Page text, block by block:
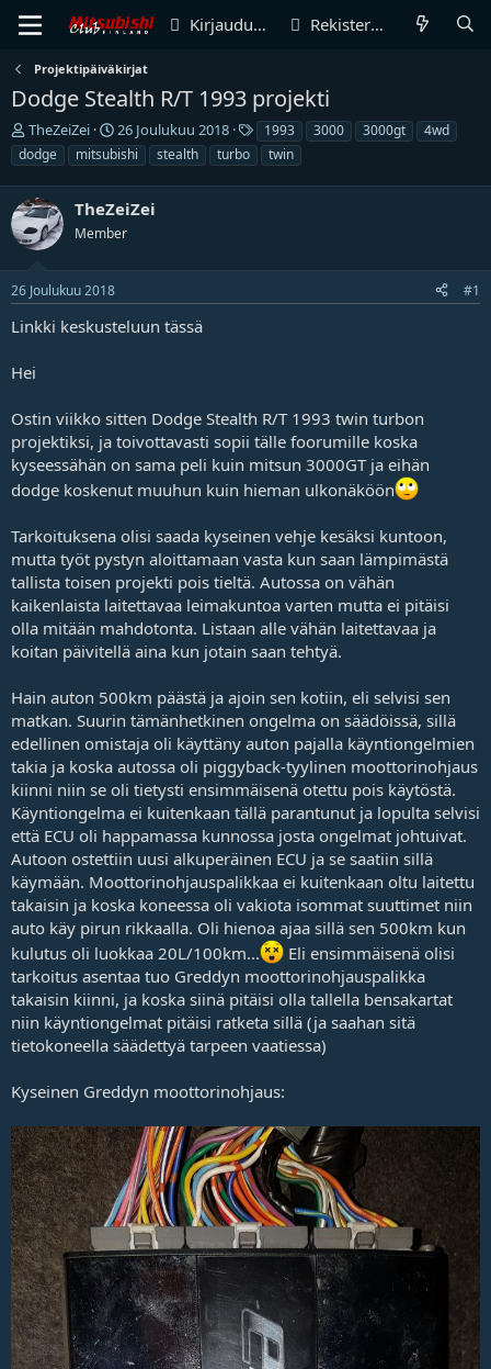
Kirjaudu sisään Rekisteröidy
Projektipäiväkirjat
Dodge Stealth R/T 1993 projekti
V
i
e
s
t
i
k
e
t
j
u
a
l
i
t
t
a
TheZeiZei
A
l
o
i
t
u
i
v
r
ä
26 Joulukuu 2018
T
u
n
n
t
1993 3000 3000gt
4wd
dodge
mitsubishi stealth turbo twin
TheZeiZei
Member
26 Joulukuu 2018 #1
Linkki keskusteluun tässä
Hei
Ostin viikko sitten Dodge Stealth R/T 1993 twin turbon
projektiksi, ja toivottavasti sopii tälle foorumille koska
kyseessähän on sama peli kuin mitsun 3000GT ja eihän
dodge koskenut muuhun kuin hieman ulkonäköön
Tarkoituksena olisi saada kyseinen vehje kesäksi kuntoon,
mutta työt pystyn aloittamaan vasta kun saan lämpimästä
tallista toisen projekti pois tieltä. Autossa on vähän
kaikenlaista laitettavaa leimakuntoa varten mutta ei pitäisi
olla mitään mahdotonta. Listaan alle vähän laitettavaa ja
koitan päivitellä aina kun jotain saan tehtyä.
Hain auton 500km päästä ja ajoin sen kotiin, eli selvisi sen
matkan. Suurin tämänhetkinen ongelma on säädöissä, sillä
edellinen omistaja oli käyttäny auton pajalla käyntiongelmien
takia ja koska autossa oli piggyback-tyylinen moottorinohjaus
kiinni niin se oli tietysti ensimmäisenä otettu pois käytöstä.
Käyntiongelma ei kuitenkaan tällä parantunut ja lopulta selvisi
että ECU oli happamassa kunnossa josta ongelmat johtuivat.
Autoon ostettiin uusi alkuperäinen ECU ja se saatiin sillä
käymään. Moottorinohjauspalikkaa ei kuitenkaan oltu laitettu
takaisin ja koska koneessa oli vakiota isommat suuttimet niin
auto käy pirun rikkaalla. Oli hienoa ajaa sillä sen 500km kun
kulutus oli luokkaa 20L/100km...
Eli ensimmäisenä olisi
tarkoitus asentaa tuo Greddyn moottorinohjauspalikka
takaisin kiinni, ja koska siinä pitäisi olla tallella bensakartat
niin käyntiongelmat pitäisi ratketa sillä (ja saahan sitä
tietokoneella säädettyä tarpeen vaatiessa)
Kyseinen Greddyn moottorinohjaus: